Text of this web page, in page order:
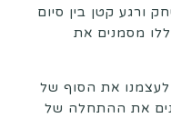
ורגע קטן בין סיום
מסמנים את
לעצמנו את הסוף של
את ההתחלה של